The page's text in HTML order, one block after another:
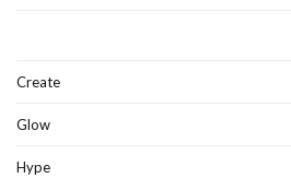
Create
Glow
Hype